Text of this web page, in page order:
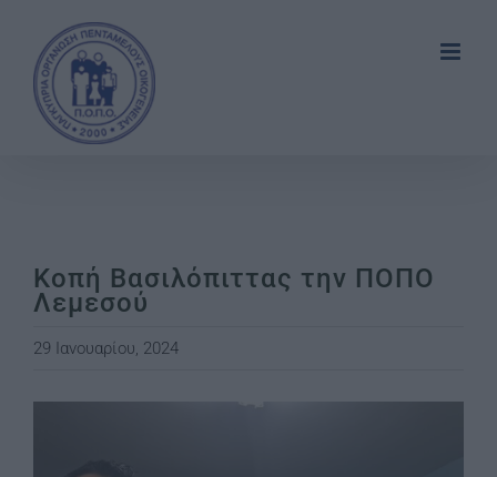
content
Κοπή Βασιλόπιττας την ΠΟΠΟ
Λεμεσού
29 Ιανουαρίου, 2024